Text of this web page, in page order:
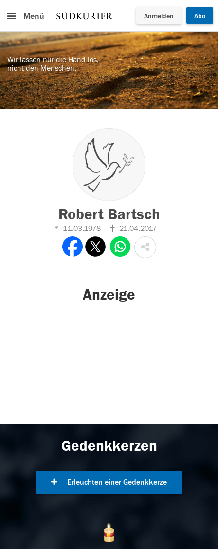
Menü Anmelden Abo
Wir lassen nur die Hand los,
nicht den Menschen.
Robert Bartsch
11.03.1978 21.04.2017
Anzeige
Gedenkkerzen
Erleuchten einer Gedenkkerze